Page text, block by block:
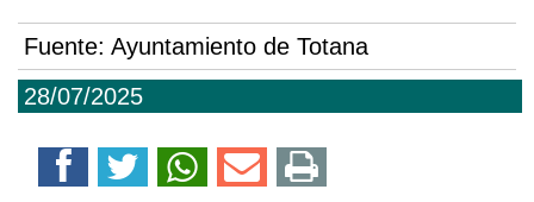
28/07/2025
Fuente: Ayuntamiento de Totana